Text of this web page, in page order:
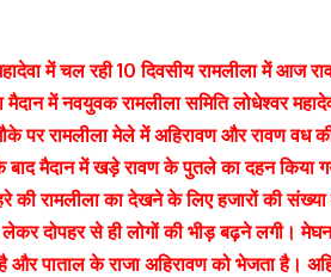
में चल रही 10 दिवसीय रामलीला में आज
में नवयुवक रामलीला समिति लोधेश्वर
पर रामलीला मेले में अहिरावण और रावण वध
बाद मैदान में खड़े रावण के पुतले का दहन किया
की रामलीला का देखने के लिए हजारों की संख्या
दोपहर से ही लोगों की भीड़ बढ़ने लगी।
पाताल के राजा अहिरावण को भेजता है।